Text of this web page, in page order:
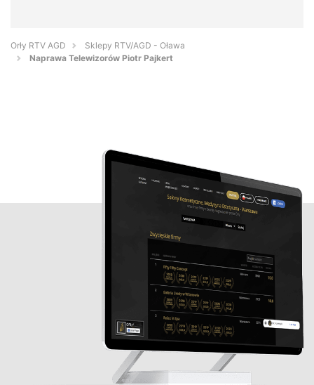
Orły RTV AGD
Sklepy RTV/AGD - Oława
Naprawa Telewizorów Piotr Pajkert